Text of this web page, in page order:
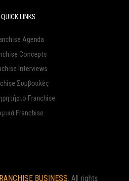
QUICK LINKS
Agenda
Concepts
Interviews
Συμβουλές
Franchise
Franchise
BUSINESS. All rights